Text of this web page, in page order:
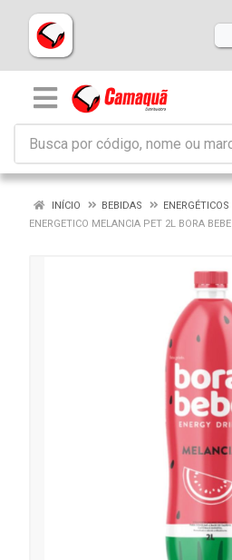
INÍCIO BEBIDAS
ENERGÉTICOS
ENERGETICO MELANCIA PET 2L BORA BEBE